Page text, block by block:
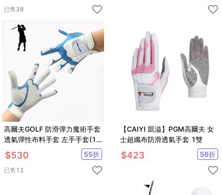
已售39
高爾夫GOLF 防滑彈力魔術手套
透氣彈性布料手套 左手手套(1
只) 可水洗【GF71001】
$530 55折
已售 12
【CAIYI 凱溢】PGM高爾夫 女
士超纖布防滑透氣手套 1雙
$423 56折